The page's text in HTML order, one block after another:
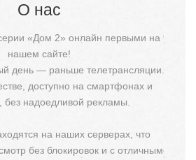
О нас
«Дом 2» онлайн первыми на
нашем сайте!
день — раньше телетрансляции.
доступно на смартфонах и
без надоедливой рекламы.
на наших серверах, что
без блокировок и с отличным